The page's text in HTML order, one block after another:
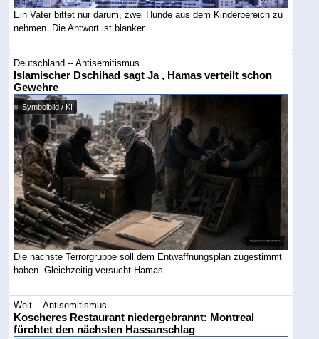
Ein Vater bittet nur darum, zwei Hunde aus dem Kinderbereich zu
nehmen. Die Antwort ist blanker ...
Deutschland -- Antisemitismus
Islamischer Dschihad sagt Ja , Hamas verteilt schon
Gewehre
Symbolbild / KI
Die nächste Terrorgruppe soll dem Entwaffnungsplan zugestimmt
haben. Gleichzeitig versucht Hamas ...
Welt -- Antisemitismus
Koscheres Restaurant niedergebrannt: Montreal
fürchtet den nächsten Hassanschlag